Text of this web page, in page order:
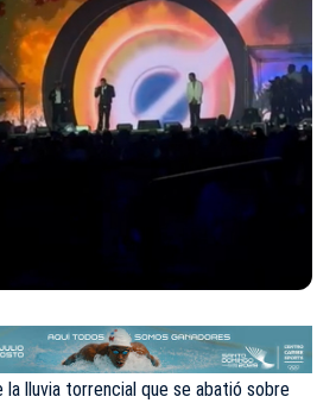
la lluvia torrencial que se abatió sobre